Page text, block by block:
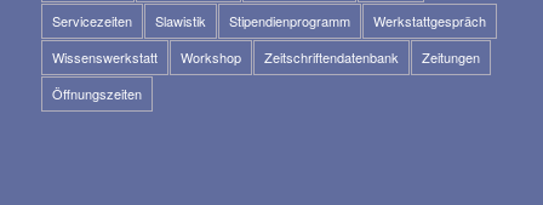
Servicezeiten
Slawistik Stipendienprogramm
Werkstattgespräch
Wissenswerkstatt
Workshop Zeitschriftendatenbank
Zeitungen
Öffnungszeiten